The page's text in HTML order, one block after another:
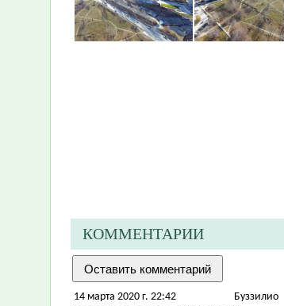
КОММЕНТАРИИ
14 марта 2020 г. 22:42
Буззилио